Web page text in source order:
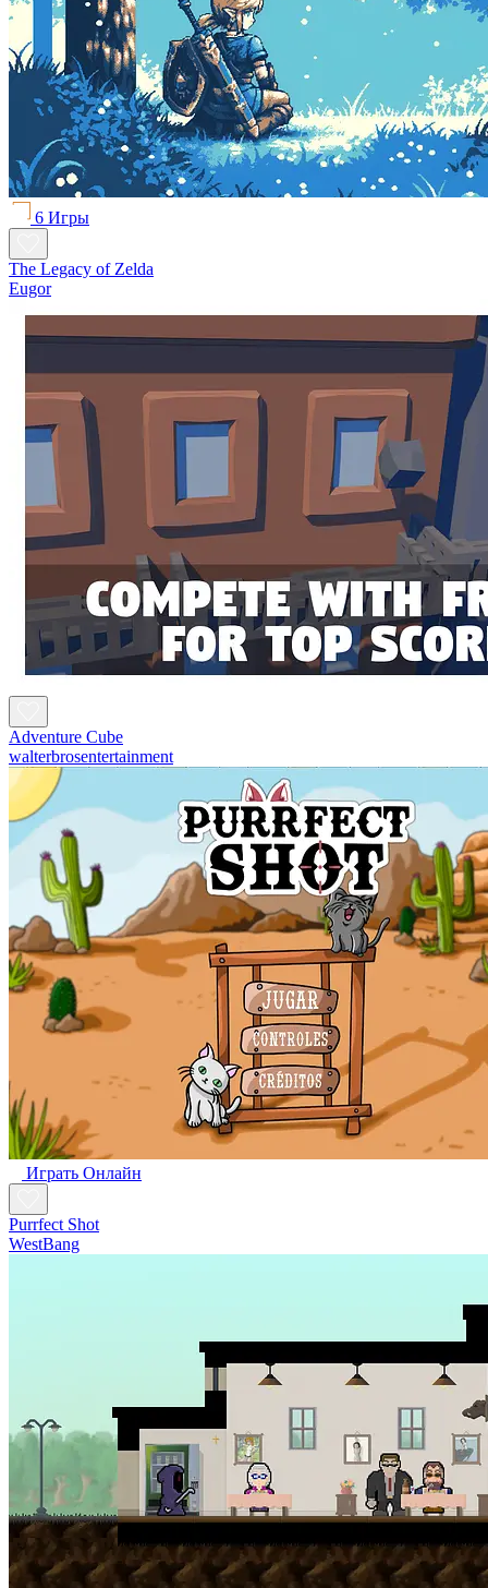
6 Игры
The Legacy of Zelda
Eugor
Adventure Cube
walterbrosentertainment
Играть Oнлайн
Purrfect Shot
WestBang